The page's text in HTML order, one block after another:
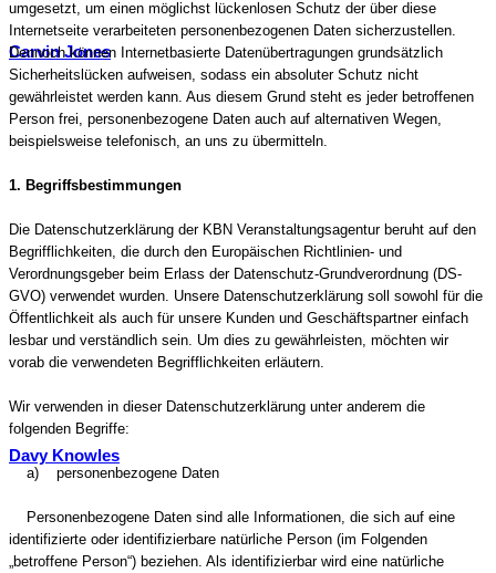
Carvin Jones
Davy Knowles
umgesetzt, um einen möglichst lückenlosen Schutz der über diese
Internetseite verarbeiteten personenbezogenen Daten sicherzustellen.
Dennoch können Internetbasierte Datenübertragungen grundsätzlich
Sicherheitslücken aufweisen, sodass ein absoluter Schutz nicht
gewährleistet werden kann. Aus diesem Grund steht es jeder betroffenen
Person frei, personenbezogene Daten auch auf alternativen Wegen,
beispielsweise telefonisch, an uns zu übermitteln.
1. Begriffsbestimmungen
Die Datenschutzerklärung der KBN Veranstaltungsagentur beruht auf den
Begrifflichkeiten, die durch den Europäischen Richtlinien- und
Verordnungsgeber beim Erlass der Datenschutz-Grundverordnung (DS-
GVO) verwendet wurden. Unsere Datenschutzerklärung soll sowohl für die
Öffentlichkeit als auch für unsere Kunden und Geschäftspartner einfach
lesbar und verständlich sein. Um dies zu gewährleisten, möchten wir
vorab die verwendeten Begrifflichkeiten erläutern.
Wir verwenden in dieser Datenschutzerklärung unter anderem die
folgenden Begriffe:
a) personenbezogene Daten
Personenbezogene Daten sind alle Informationen, die sich auf eine
identifizierte oder identifizierbare natürliche Person (im Folgenden
„betroffene Person“) beziehen. Als identifizierbar wird eine natürliche